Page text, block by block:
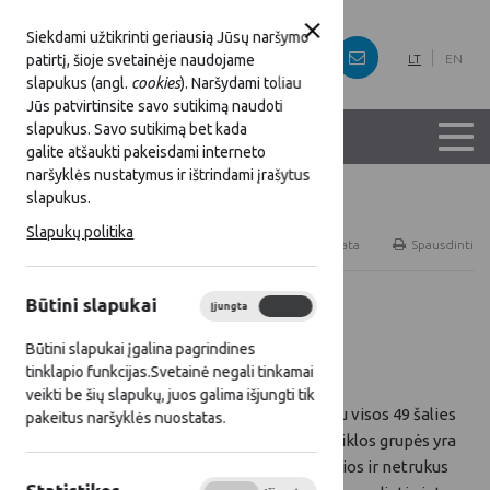
Siekdami užtikrinti geriausią Jūsų naršymo
patirtį, šioje svetainėje naudojame
slapukus (angl. cookies). Naršydami toliau
Jūs patvirtinsite savo sutikimą naudoti
slapukus. Savo sutikimą bet kada
galite atšaukti pakeisdami interneto
naršyklės nustatymus ir ištrindami įrašytus
slapukus.
Slapukų politika
Būtini slapukai Įjungta
Būtini slapukai įgalina pagrindines
tinklapio funkcijas.Svetainė negali tinkamai
veikti be šių slapukų, juos galima išjungti tik
pakeitus naršyklės nuostatas.
LT EN
Titulinis
Spausdinti
Naujienų prenumerata
Visos naujienos
2016 03 10
Šiuo metu visos 49 šalies
vietos veiklos grupės yra
parengusios ir netrukus